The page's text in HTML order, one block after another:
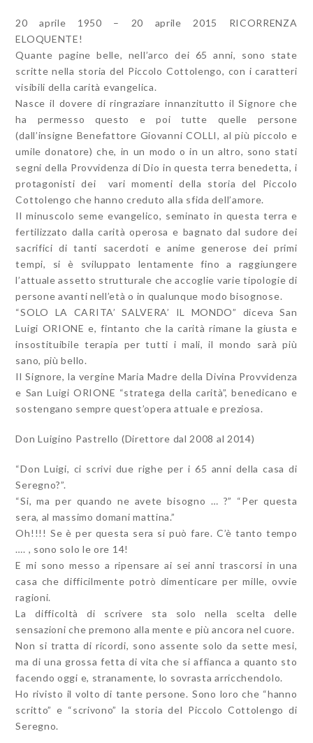
20 aprile 1950 – 20 aprile 2015 RICORRENZA
ELOQUENTE!
Quante pagine belle, nell’arco dei 65 anni, sono state
scritte nella storia del Piccolo Cottolengo, con i caratteri
visibili della carità evangelica.
Nasce il dovere di ringraziare innanzitutto il Signore che
ha permesso questo e poi tutte quelle persone
(dall’insigne Benefattore Giovanni COLLI, al più piccolo e
umile donatore) che, in un modo o in un altro, sono stati
segni della Provvidenza di Dio in questa terra benedetta, i
protagonisti dei vari momenti della storia del Piccolo
Cottolengo che hanno creduto alla sfida dell’amore.
Il minuscolo seme evangelico, seminato in questa terra e
fertilizzato dalla carità operosa e bagnato dal sudore dei
sacrifici di tanti sacerdoti e anime generose dei primi
tempi, si è sviluppato lentamente fino a raggiungere
l’attuale assetto strutturale che accoglie varie tipologie di
persone avanti nell’età o in qualunque modo bisognose.
“SOLO LA CARITA’ SALVERA’ IL MONDO” diceva San
Luigi ORIONE e, fintanto che la carità rimane la giusta e
insostituibile terapia per tutti i mali, il mondo sarà più
sano, più bello.
Il Signore, la vergine Maria Madre della Divina Provvidenza
e San Luigi ORIONE “stratega della carità”, benedicano e
sostengano sempre quest’opera attuale e preziosa.
Don Luigino Pastrello (Direttore dal 2008 al 2014)
“Don Luigi, ci scrivi due righe per i 65 anni della casa di
Seregno?”.
“Si, ma per quando ne avete bisogno … ?” “Per questa
sera, al massimo domani mattina.”
Oh!!!! Se è per questa sera si può fare. C’è tanto tempo
…. , sono solo le ore 14!
E mi sono messo a ripensare ai sei anni trascorsi in una
casa che difficilmente potrò dimenticare per mille, ovvie
ragioni.
La difficoltà di scrivere sta solo nella scelta delle
sensazioni che premono alla mente e più ancora nel cuore.
Non si tratta di ricordi, sono assente solo da sette mesi,
ma di una grossa fetta di vita che si affianca a quanto sto
facendo oggi e, stranamente, lo sovrasta arricchendolo.
Ho rivisto il volto di tante persone. Sono loro che “hanno
scritto” e “scrivono” la storia del Piccolo Cottolengo di
Seregno.